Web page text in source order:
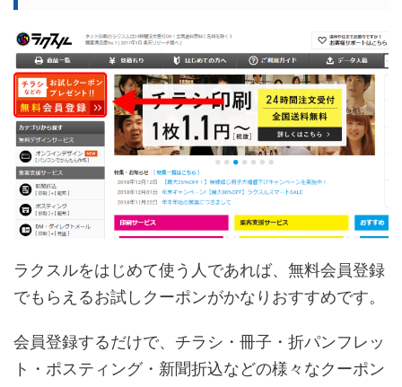
ラクスルをはじめて使う人であれば、無料会員登録
でもらえるお試しクーポンがかなりおすすめです。
会員登録するだけで、チラシ・冊子・折パンフレッ
ト・ポスティング・新聞折込などの様々なクーポン